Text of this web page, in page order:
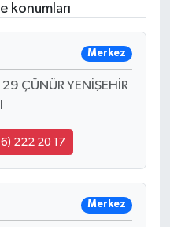
konumları
Merkez
ÇÜNÜR YENİŞEHİR
222 20 17
Merkez